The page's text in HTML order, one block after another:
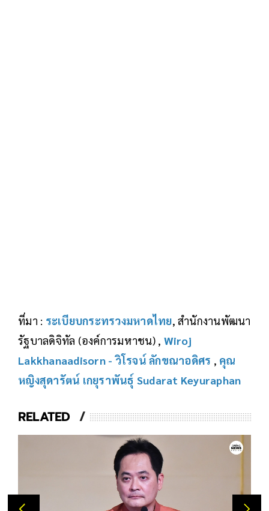
ที่มา : ระเบียบกระทรวงมหาดไทย, สำนักงานพัฒนา
รัฐบาลดิจิทัล (องค์การมหาชน) , Wiroj
Lakkhanaadisorn - วิโรจน์ ลักขณาอดิศร , คุณ
หญิงสุดารัตน์ เกยุราพันธุ์ Sudarat Keyuraphan
RELATED